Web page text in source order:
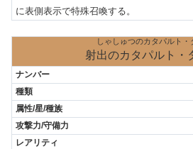
に表側表示で特殊召喚する。
しゃしゅつのカタパルト・
射出のカタパルト・